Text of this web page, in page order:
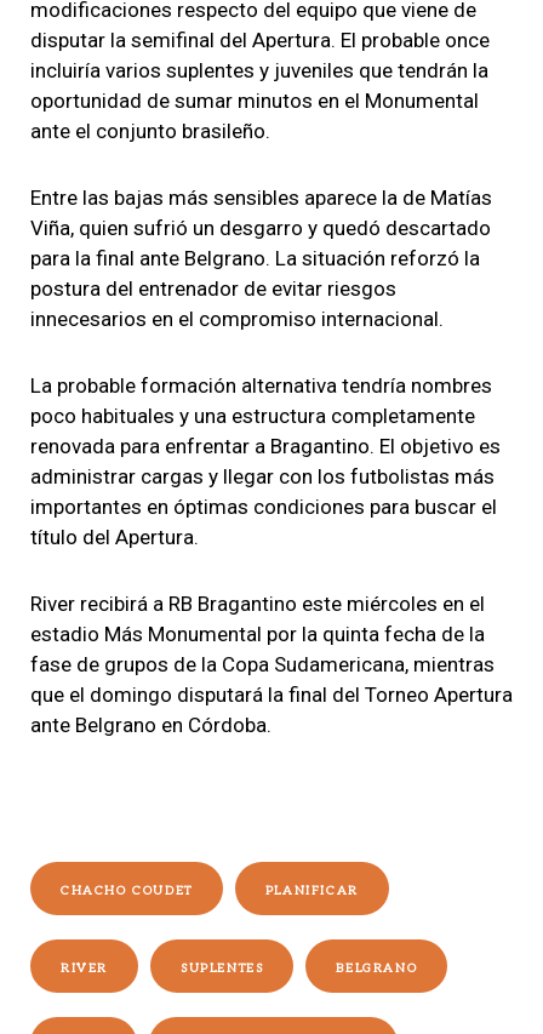
modificaciones respecto del equipo que viene de
disputar la semifinal del Apertura. El probable once
incluiría varios suplentes y juveniles que tendrán la
oportunidad de sumar minutos en el Monumental
ante el conjunto brasileño.
Entre las bajas más sensibles aparece la de Matías
Viña, quien sufrió un desgarro y quedó descartado
para la final ante Belgrano. La situación reforzó la
postura del entrenador de evitar riesgos
innecesarios en el compromiso internacional.
La probable formación alternativa tendría nombres
poco habituales y una estructura completamente
renovada para enfrentar a Bragantino. El objetivo es
administrar cargas y llegar con los futbolistas más
importantes en óptimas condiciones para buscar el
título del Apertura.
River recibirá a RB Bragantino este miércoles en el
estadio Más Monumental por la quinta fecha de la
fase de grupos de la Copa Sudamericana, mientras
que el domingo disputará la final del Torneo Apertura
ante Belgrano en Córdoba.
CHACHO COUDET PLANIFICAR
RIVER SUPLENTES BELGRANO